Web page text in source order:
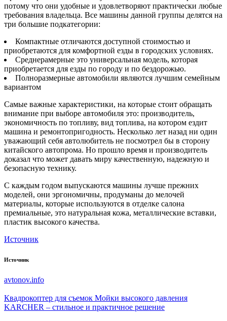
потому что они удобные и удовлетворяют практически любые
требования владельца. Все машины данной группы делятся на
три большие подкатегории:
Компактные отличаются доступной стоимостью и
приобретаются для комфортной езды в городских условиях.
Среднерамерные это универсальная модель, которая
приобретается для езды по городу и по бездорожью.
Полноразмерные автомобили являются лучшим семейным
вариантом
Самые важные характеристики, на которые стоит обращать
внимание при выборе автомобиля это: производитель,
экономичность по топливу, вид топлива, на котором ездит
машина и ремонтопригодность. Несколько лет назад ни один
уважающий себя автолюбитель не посмотрел бы в сторону
китайского автопрома. Но прошло время и производитель
доказал что может давать миру качественную, надежную и
безопасную технику.
С каждым годом выпускаются машины лучше прежних
моделей, они эргономичны, продуманы до мелочей
материалы, которые используются в отделке салона
премиальные, это натуральная кожа, металлические вставки,
пластик высокого качества.
Источник
Источник
avtonov.info
Квадрокоптер для съемок Мойки высокого давления
KARCHER – стильное и практичное решение